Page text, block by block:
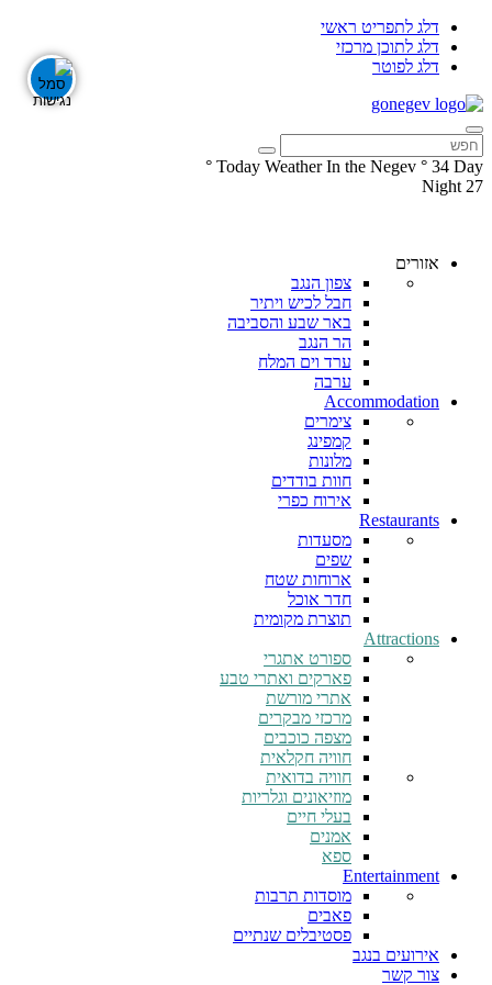
דלג לתפריט ראשי
דלג לתוכן מרכזי
דלג לפוטר
Today Weather In the Negev ° 34 Day
°
27
Night
Facebook
Instagramאזורים
צפון הנגב
חבל לכיש ויתיר
באר שבע והסביבה
הר הנגב
ערד וים המלח
ערבה
Accommodation
צימרים
קמפינג
מלונות
חוות בודדים
אירוח כפרי
Restaurants
מסעדות
שפים
ארוחות שטח
חדר אוכל
תוצרת מקומית
Attractions
ספורט אתגרי
פארקים ואתרי טבע
אתרי מורשת
מרכזי מבקרים
מצפה כוכבים
חוויה חקלאית
חוויה בדואית
מוזיאונים וגלריות
בעלי חיים
אמנים
ספא
Entertainment
מוסדות תרבות
פאבים
פסטיבלים שנתיים
אירועים בנגב
צור קשר